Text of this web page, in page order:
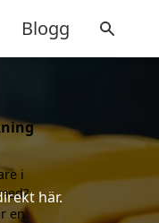
Blogg
här.
i
en